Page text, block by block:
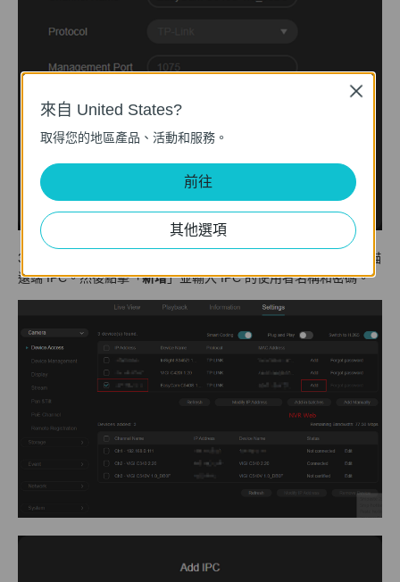
3) 移除 IPC 後，如果這不是您第一次新增，請在 NVR 介面中掃描
遠端 IPC。然後點擊「新增」並輸入 IPC 的使用者名稱和密碼。
來自 United States?
取得您的地區產品、活動和服務。
前往
其他選項
Close